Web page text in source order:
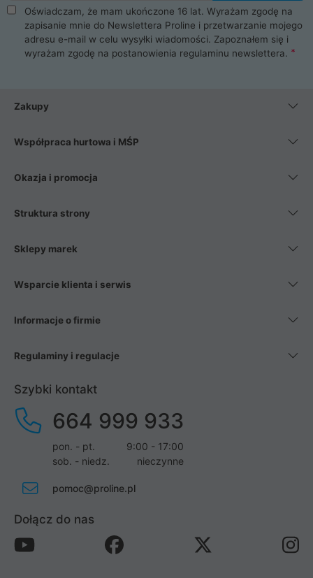
takie jak procesory, karty graficzne, płyty główne, pamięci,
dyski SSD, M.2 oraz HDD. Nasi pracownicy pomogą Ci wybrać
najlepszy zasilacz komputerowy oraz obudowę do komputera.
Poza komputerami mamy również najlepsze na rynku
Smartfony takich producentów jak Xiaomi, Apple, Samsung i
wentylatory. Na koniec mając już to wszystko, możesz
Oświadczam, że mam ukończone 16 lat. Wyrażam zgodę na
zapisanie mnie do Newslettera Proline i przetwarzanie mojego
adresu e-mail w celu wysyłki wiadomości. Zapoznałem się i
wyrażam zgodę na postanowienia regulaminu newslettera.
Zakupy
Współpraca hurtowa i MŚP
Okazja i promocja
Struktura strony
Sklepy marek
Wsparcie klienta i serwis
Informacje o firmie
Regulaminy i regulacje
Szybki kontakt
664 999 933
pon. - pt.
9:00 - 17:00
sob. - niedz.
nieczynne
pomoc@proline.pl
Dołącz do nas